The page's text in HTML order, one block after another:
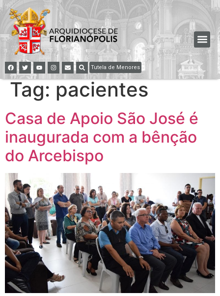
Tutela de Menores
Tag: pacientes
Casa de Apoio São José é
inaugurada com a bênção
do Arcebispo